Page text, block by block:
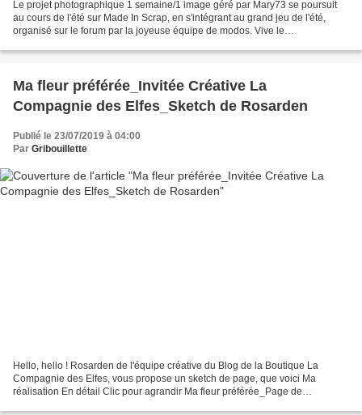
Le projet photographique 1 semaine/1 image géré par Mary73 se poursuit
au cours de l'été sur Made In Scrap, en s'intégrant au grand jeu de l'été,
organisé sur le forum par la joyeuse équipe de modos. Vive le
Ma fleur préférée_Invitée Créative La
Compagnie des Elfes_Sketch de Rosarden
Publié le 23/07/2019 à 04:00
Par Gribouillette
Hello, hello ! Rosarden de l'équipe créative du Blog de la Boutique La
Compagnie des Elfes, vous propose un sketch de page, que voici Ma
réalisation En détail Clic pour agrandir Ma fleur préférée_Page de